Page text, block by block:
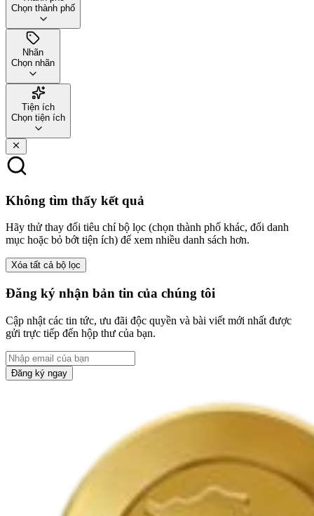
Chọn thành phố
Nhãn
Chọn nhãn
Tiện ích
Chọn tiện ích
Không tìm thấy kết quả
Hãy thử thay đổi tiêu chí bộ lọc (chọn thành phố khác, đổi danh
mục hoặc bỏ bớt tiện ích) để xem nhiều danh sách hơn.
Xóa tất cả bộ lọc
Đăng ký nhận bản tin của chúng tôi
Cập nhật các tin tức, ưu đãi độc quyền và bài viết mới nhất được
gửi trực tiếp đến hộp thư của bạn.
Đăng ký ngay